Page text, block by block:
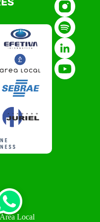
Vale do
de
de
e
para o setor.
Local